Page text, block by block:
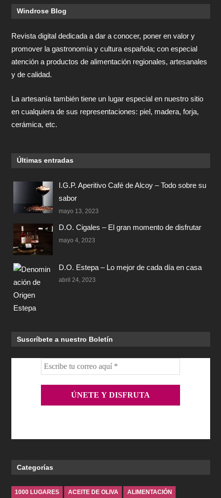
Windrose Blog
Revista digital dedicada a dar a conocer, poner en valor y
promover la gastronomía y cultura española; con especial
atención a productos de alimentación regionales, artesanales
y de calidad.
La artesanía también tiene un lugar especial en nuestro sitio
en cualquiera de sus representaciones: piel, madera, forja,
cerámica, etc.
Últimas entradas
I.G.P. Aperitivo Café de Alcoy – Todo sobre su
sabor
mayo 13, 2023
D.O. Cigales – El gran momento de disfrutar
mayo 4, 2023
D.O. Estepa – Lo mejor de cada día en casa
abril 24, 2023
Suscríbete a nuestro Boletín
Categorías
1000 LUGARES ACEITE DE OLIVA ALIMENTACIÓN